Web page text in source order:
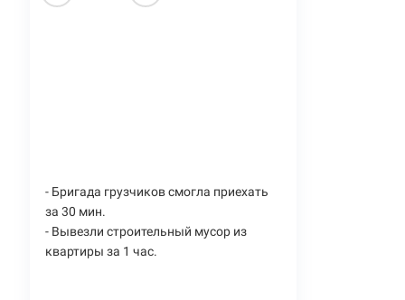
- Бригада грузчиков смогла приехать
за 30 мин.
- Вывезли строительный мусор из
квартиры за 1 час.